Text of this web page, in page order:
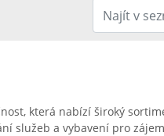
která nabízí široký
služeb a vybavení pro